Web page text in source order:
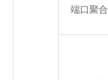
端口聚合